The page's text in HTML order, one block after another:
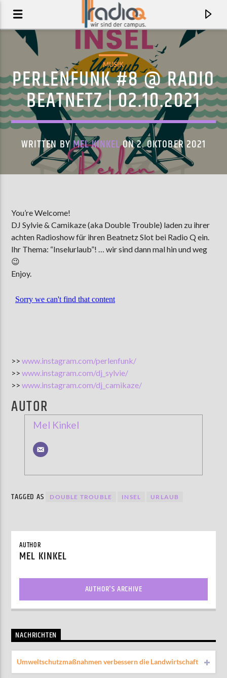
8 (CIRCLE)
BON IVER
AKTUELLE SENDUNG
12:00 24:00
MUSIK
PERLENFUNK #8 @ RADIO
BEATNETZ | 02.10.2021
WRITTEN BYMEL KINKELON 2. OKTOBER 2021
You’re Welcome!
DJ Sylvie & Camikaze (aka Double Trouble) laden zu ihrer
achten Radioshow für ihren Beatnetz Slot bei Radio Q ein.
Ihr Thema: “Inselurlaub”! … wir sind dann mal hin und weg
😉
Enjoy.
>>www.instagram.com/perlenfunk/
>>www.instagram.com/dj_sylvie/
>>www.instagram.com/dj_camikaze/
AUTOR
Mel Kinkel
TAGGED AS DOUBLE TROUBLE INSEL URLAUB
AUTHOR
MEL KINKEL
AUTHOR'S ARCHIVE
NACHRICHTEN
Umweltschutzmaßnahmen verbessern die Landwirtschaft